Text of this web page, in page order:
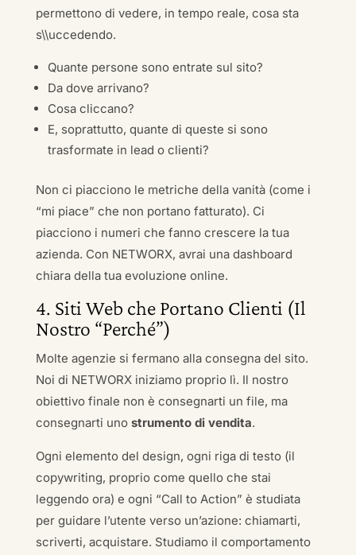
permettono di vedere, in tempo reale, cosa sta
s\\uccedendo.
Quante persone sono entrate sul sito?
Da dove arrivano?
Cosa cliccano?
E, soprattutto, quante di queste si sono
trasformate in lead o clienti?
Non ci piacciono le metriche della vanità (come i
“mi piace” che non portano fatturato). Ci
piacciono i numeri che fanno crescere la tua
azienda. Con NETWORX, avrai una dashboard
chiara della tua evoluzione online.
4. Siti Web che Portano Clienti (Il
Nostro “Perché”)
Molte agenzie si fermano alla consegna del sito.
Noi di NETWORX iniziamo proprio lì. Il nostro
obiettivo finale non è consegnarti un file, ma
consegnarti uno strumento di vendita.
Ogni elemento del design, ogni riga di testo (il
copywriting, proprio come quello che stai
leggendo ora) e ogni “Call to Action” è studiata
per guidare l’utente verso un’azione: chiamarti,
scriverti, acquistare. Studiamo il comportamento